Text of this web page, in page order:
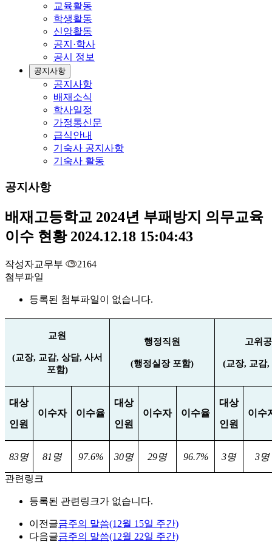
교육활동
학생활동
신앙활동
공지·학사
공시 정보
공지사항
공지사항
배재소식
학사일정
가정통신문
급식안내
기숙사 공지사항
기숙사 활동
공지사항
배재고등학교 2024년 부패방지 의무교육
이수 현황 2024.12.18 15:04:43
작성자교무부
2164
첨부파일
등록된 첨부파일이 없습니다.
교원
(교장, 교감, 상담, 사서
포함)
행정직원
(행정실장 포함)
고위
(교장, 교감,
대상
인원
이수자 이수율
대상
인원
이수자 이수율
대상
인원
이수
83명 81 명 97.6% 30명 29명 96.7% 3명 3명
관련링크
등록된 관련링크가 없습니다.
이전글금주의 말씀(12월 15일 주간)
다음글금주의 말씀(12월 22일 주간)